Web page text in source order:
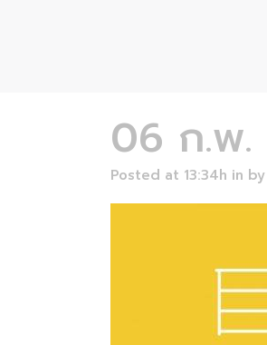
06 ก.พ.
Posted at 13:34h in by